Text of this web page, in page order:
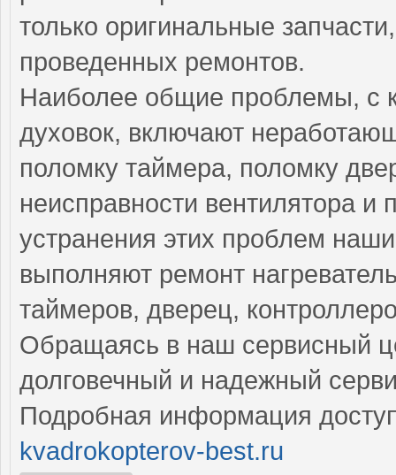
только оригинальные
проведенных ремонтов.
Наиболее общие проблемы, с
духовок, включают
поломку таймера, поломку
неисправности вентилятора и
устранения этих проблем
выполняют ремонт
таймеров, дверец,
Обращаясь в наш сервисный
долговечный и надежный
Подробная информация
kvadrokopterov-best.ru